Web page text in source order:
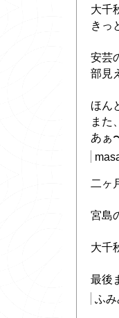
大千
きっ
安芸
部見
ほん
また
あぁ
二ヶ
宮島
大千
最後
ふみ